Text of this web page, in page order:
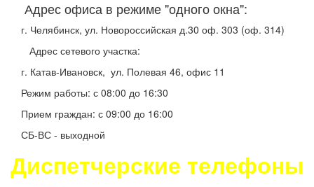
Адрес офиса в режиме "одного окна":
г. Челябинск, ул. Новороссийская д.30 оф. 303 (оф. 314)
Адрес сетевого участка:
г. Катав-Ивановск, ул. Полевая 46, офис 11
Режим работы: с 08:00 до 16:30
Прием граждан: с 09:00 до 16:00
СБ-ВС - выходной
Диспетчерские телефоны